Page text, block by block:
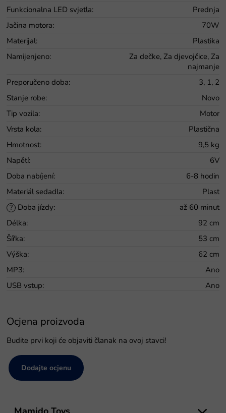
Funkcionalna LED svjetla:
Prednja
Jačina motora:
70W
Materijal:
Plastika
Namijenjeno:
Za dečke, Za djevojčice, Za
najmanje
Preporučeno doba:
3, 1, 2
Stanje robe:
Novo
Tip vozila:
Motor
Vrsta kola:
Plastična
Hmotnost:
9,5 kg
Napětí:
6V
Doba nabíjení:
6-8 hodin
Materiál sedadla: Plast
? Doba jízdy:
až 60 minut
Délka:
92 cm
Šířka:
53 cm
Výška:
62 cm
MP3:
Ano
USB vstup: Ano
Ocjena proizvoda
Budite prvi koji će objaviti članak na ovoj stavci!
Dodajte ocjenu